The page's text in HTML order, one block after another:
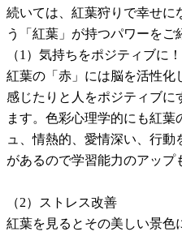
続いては、紅葉狩りで幸せに
う「紅葉」が持つパワーをご
（1）気持ちをポジティブに！
紅葉の「赤」には脳を活性化
感じたりと人をポジティブに
ます。色彩心理学的にも紅
ュ、情熱的、愛情深い、行
があるので学習能力のアップ
（2）ストレス改善
紅葉を見るとその美しい景色